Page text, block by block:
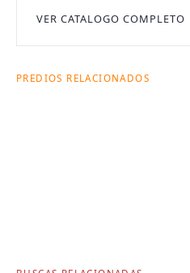
VER CATALOGO COMPLETO
PREDIOS RELACIONADOS